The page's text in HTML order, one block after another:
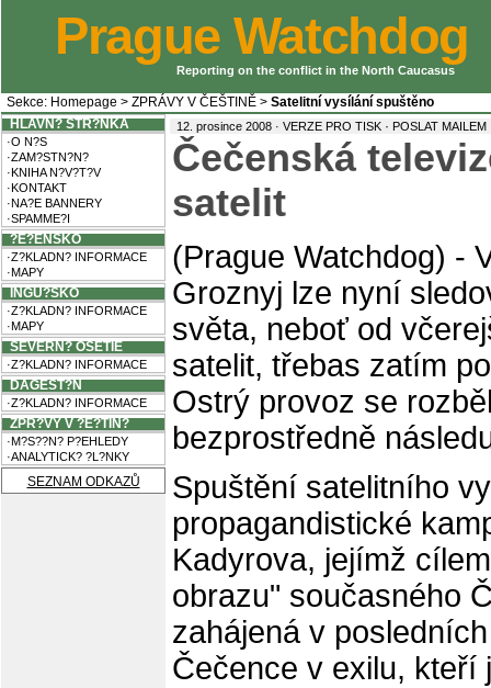
Prague Watchdog
Reporting on the conflict in the North Caucasus
Sekce: Homepage > ZPRÁVY V ČEŠTINĚ > Satelitní vysílání spuštěno
HLAVN? STR?NKA
·O N?S
·ZAM?STN?N?
·KNIHA N?V?T?V
·KONTAKT
·NA?E BANNERY
·SPAMME?I
?E?ENSKO
·Z?KLADN? INFORMACE
·MAPY
INGU?SKO
·Z?KLADN? INFORMACE
·MAPY
SEVERN? OSETIE
·Z?KLADN? INFORMACE
DAGEST?N
·Z?KLADN? INFORMACE
ZPR?VY V ?E?TIN?
·M?S??N? P?EHLEDY
·ANALYTICK? ?L?NKY
SEZNAM ODKAZŮ
12. prosince 2008 · VERZE PRO TISK · POSLAT MAILEM
Čečenská
satelit
(Prague Watchdog) -
Groznyj lze nyní
světa, neboť od
satelit, třebas zatím
Ostrý provoz se
bezprostředně
Spuštění satelitního
propagandistické
Kadyrova, jejímž
obrazu" současného
zahájená v
Čečence v exilu, kteří